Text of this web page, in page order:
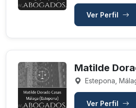
Ver Perfil
Matilde
Estepona,
Ver Perfil